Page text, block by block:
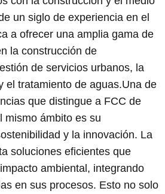
un siglo de experiencia en el
a ofrecer una amplia gama de
la construcción de
de servicios urbanos, la
el tratamiento de aguas.Una de
que distingue a FCC de
mismo ámbito es su
y la innovación. La
soluciones eficientes que
ambiental, integrando
en sus procesos. Esto no solo